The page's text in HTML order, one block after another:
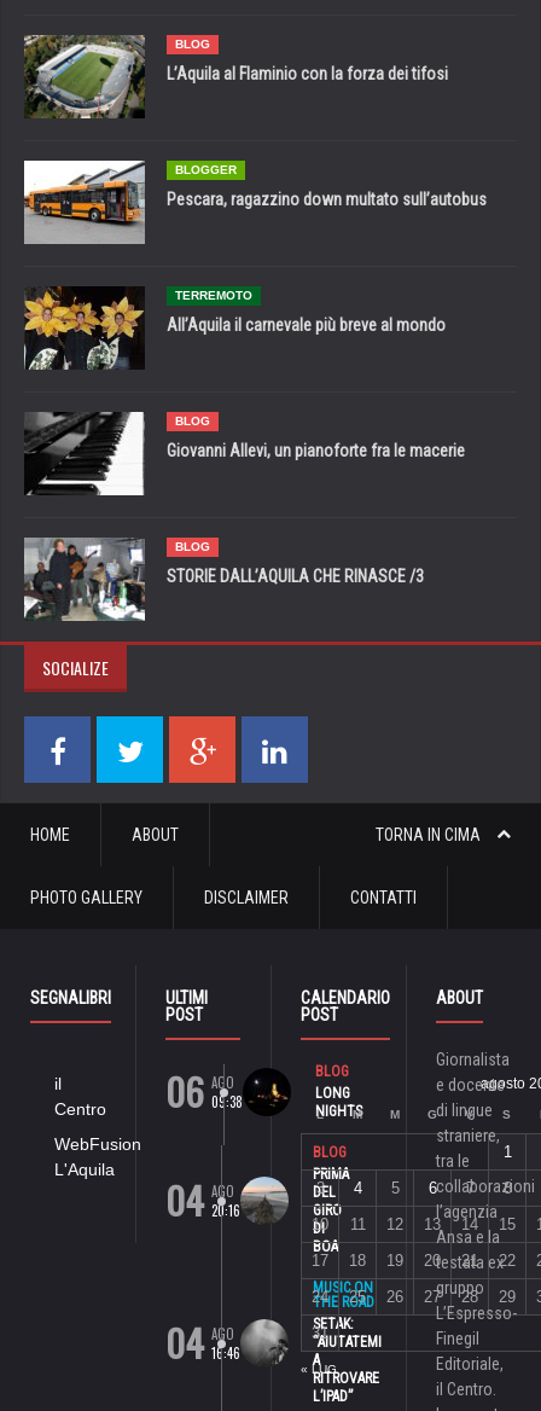
BLOG
L’Aquila al Flaminio con la forza dei tifosi
BLOGGER
Pescara, ragazzino down multato sull’autobus
TERREMOTO
All’Aquila il carnevale più breve al mondo
BLOG
Giovanni Allevi, un pianoforte fra le macerie
BLOG
STORIE DALL’AQUILA CHE RINASCE /3
SOCIALIZE
TORNA IN CIMA
HOME ABOUT
PHOTO GALLERY DISCLAIMER CONTATTI
SEGNALIBRI
il
Centro
WebFusion
L'Aquila
ULTIMI
POST
06 AGO
09:38
BLOG
LONG
NIGHTS
04 AGO
20:16
BLOG
PRIMA
DEL
GIRO
DI
BOA
04 AGO
16:46
MUSIC ON
THE ROAD
SETAK:
“AIUTATEMI
A
RITROVARE
L’IPAD”
CALENDARIO
POST
agosto
L M M G V S
« LUG
1
3
4 5 6 7 8
10
11 12 13 14 15
17
18 19 20 21 22
24
25 26 27 28 29
31
ABOUT
Giornalista
e docente
di lingue
straniere,
tra le
collaborazioni
l’agenzia
Ansa e la
testata ex
gruppo
L’Espresso-
Finegil
Editoriale,
il Centro.